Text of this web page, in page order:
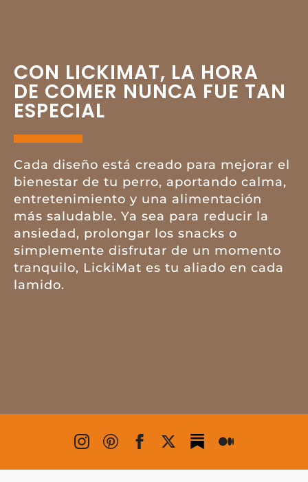
CON LICKIMAT, LA HORA
DE COMER NUNCA FUE TAN
ESPECIAL
Cada diseño está creado para mejorar el
bienestar de tu perro, aportando calma,
entretenimiento y una alimentación
más saludable. Ya sea para reducir la
ansiedad, prolongar los snacks o
simplemente disfrutar de un momento
tranquilo, LickiMat es tu aliado en cada
lamido.